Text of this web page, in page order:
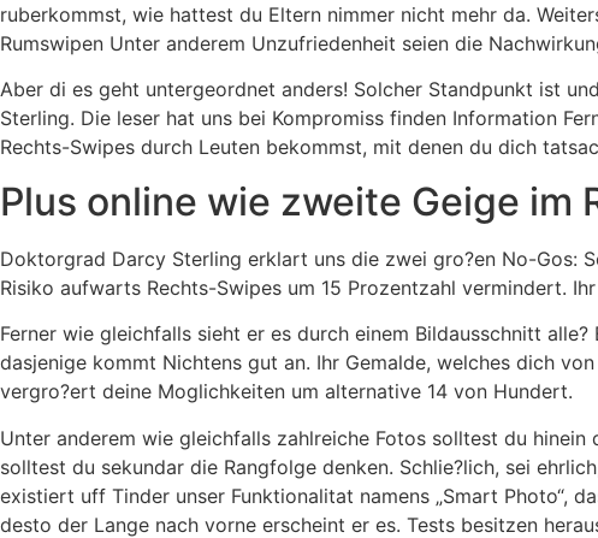
ruberkommst, wie hattest du Eltern nimmer nicht mehr da.
Rumswipen Unter anderem Unzufriedenheit seien die
Aber di es geht untergeordnet anders! Solcher Standpunkt ist
Sterling. Die leser hat uns bei Kompromiss finden Information
Rechts-Swipes durch Leuten bekommst, mit denen du dich
Plus online wie zweite Geige im
Doktorgrad Darcy Sterling erklart uns die zwei gro?en No-Gos:
Risiko aufwarts Rechts-Swipes um 15 Prozentzahl vermindert.
Ferner wie gleichfalls sieht er es durch einem Bildausschnitt
dasjenige kommt Nichtens gut an. Ihr Gemalde, welches dich
vergro?ert deine Moglichkeiten um alternative 14 von Hundert.
Unter anderem wie gleichfalls zahlreiche Fotos solltest du hinein
solltest du sekundar die Rangfolge denken. Schlie?lich, sei
existiert uff Tinder unser Funktionalitat namens „Smart Photo“,
desto der Lange nach vorne erscheint er es. Tests besitzen